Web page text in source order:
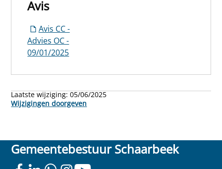
Avis
Avis CC -
Advies OC -
09/01/2025
Laatste wijziging:05/06/2025
Wijzigingen doorgeven
Gemeentebestuur Schaarbeek